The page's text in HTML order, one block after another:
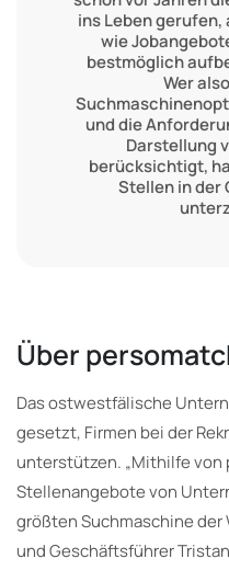
ins Leben
wie
bestmöglich
Wer
und die
Darstellung
berücksichtigt,
Stellen in der
Über
Das ostwestfälische
gesetzt, Firmen bei der
unterstützen. „Mithilfe von
Stellenangebote von
größten Suchmaschine der
und Geschäftsführer